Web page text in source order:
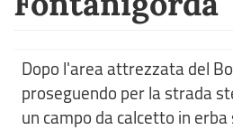
Dopo l'area attrezzata del
proseguendo per la strada
un campo da calcetto in